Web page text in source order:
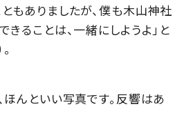
もありましたが、僕も木山神社
きることは、一緒にしようよ」と
ほんといい写真です。反響はあ